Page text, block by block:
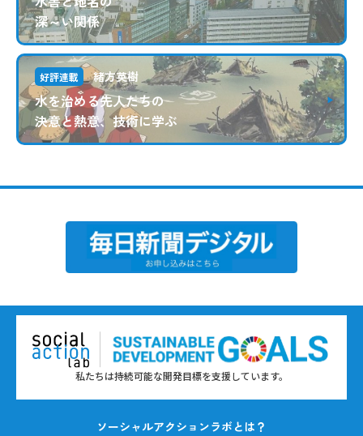
深～い関係
好評連載 緒方英樹
水を治める先人たちの
決意と熱意、技術に学ぶ
私たちは持続可能な開発目標を支援しています。
ソーシャルアクションラボとは？